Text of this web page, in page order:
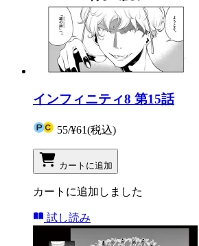
インフィニティ8 第15話
55/¥61(税込)
カートに追加
カートに追加しました
試し読み